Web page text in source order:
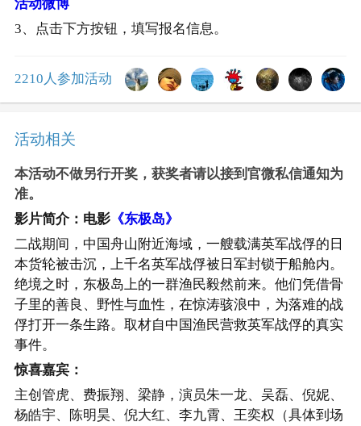
活动微博
3、点击下方按钮，填写报名信息。
2210人参加活动
活动相关
本活动不做另行开奖，获奖者请以接到官微私信通知为
准。
影片简介：电影《东极岛》
二战期间，中国舟山附近海域，一艘载满英军战俘的日
本货轮被击沉，上千名英军战俘被日军封锁于船舱内。
绝境之时，东极岛上的一群渔民毅然前来。他们凭借骨
子里的善良、野性与血性，在惊涛骇浪中，为落难的战
俘打开一条生路。取材自中国渔民营救英军战俘的真实
事件。
惊喜嘉宾：
主创管虎、费振翔、梁静，演员朱一龙、吴磊、倪妮、
杨皓宇、陈明昊、倪大红、李九霄、王奕权（具体到场